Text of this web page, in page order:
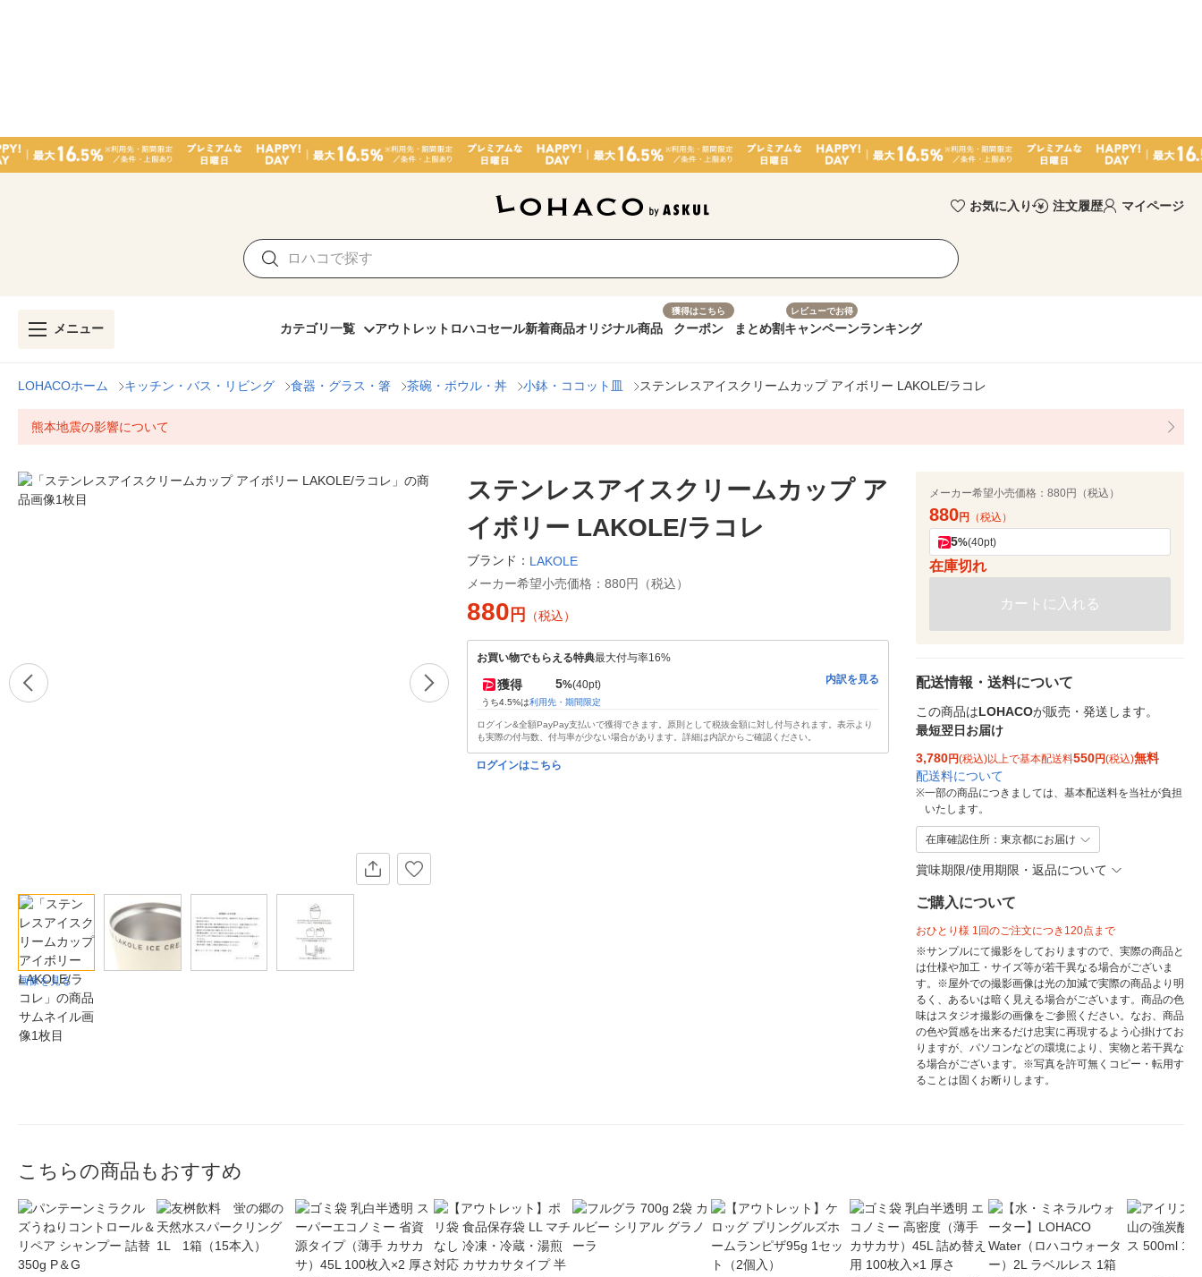
お気に入り 注文履歴 マイページ
メニュー カテゴリ一覧 アウトレット ロハコセール新着商品オリジナル商品
獲得はこちら
クーポン まとめ割
レビューでお得
キャンペーンランキング
LOHACOホーム キッチン・バス・リビング 食器・グラス・箸 茶碗・ボウル・丼 小鉢・ココット皿 ステンレスアイスクリームカップ アイボリー LAKOLE/ラコレ
熊本地震の影響について
画像を見る
ステンレスアイスクリームカップ ア
イボリー LAKOLE/ラコレ
ブランド： LAKOLE
メーカー希望小売価格： 880円（税込）
880 円 （税込）
お買い物でもらえる特典最大付与率16%
獲得 5%(40pt)
うち4.5%は利用先・期間限定
内訳を見る
ログイン&全額PayPay支払いで獲得できます。原則として税抜金額に対し付与されます。表示より
も実際の付与数、付与率が少ない場合があります。詳細は内訳からご確認ください。
ログインはこちら
メーカー希望小売価格： 880円（税込）
880円 （税込）
5%(40pt)
在庫切れ
カートに入れる
配送情報・送料について
この商品はLOHACOが販売・発送します。
最短翌日お届け
3,780円(税込)以上で基本配送料550円(税込)無料
配送料について
※一部の商品につきましては、基本配送料を当社が負担
いたします。
在庫確認住所：東京都にお届け
賞味期限/使用期限・返品について
ご購入について
おひとり様 1回のご注文につき120点まで
※サンプルにて撮影をしておりますので、実際の商品と
は仕様や加工・サイズ等が若干異なる場合がございま
す。※屋外での撮影画像は光の加減で実際の商品より明
るく、あるいは暗く見える場合がございます。商品の色
味はスタジオ撮影の画像をご参照ください。なお、商品
の色や質感を出来るだけ忠実に再現するよう心掛けてお
りますが、パソコンなどの環境により、実物と若干異な
る場合がございます。※写真を許可無くコピー・転用す
ることは固くお断りします。
こちらの商品もおすすめ